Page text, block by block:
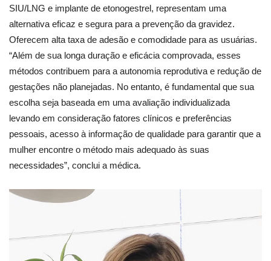
SIU/LNG e implante de etonogestrel, representam uma
alternativa eficaz e segura para a prevenção da gravidez.
Oferecem alta taxa de adesão e comodidade para as usuárias.
“Além de sua longa duração e eficácia comprovada, esses
métodos contribuem para a autonomia reprodutiva e redução de
gestações não planejadas. No entanto, é fundamental que sua
escolha seja baseada em uma avaliação individualizada
levando em consideração fatores clínicos e preferências
pessoais, acesso à informação de qualidade para garantir que a
mulher encontre o método mais adequado às suas
necessidades”, conclui a médica.